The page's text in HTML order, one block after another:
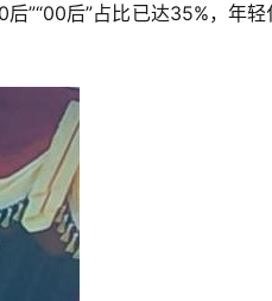
”“00后”占比已达35%，年轻